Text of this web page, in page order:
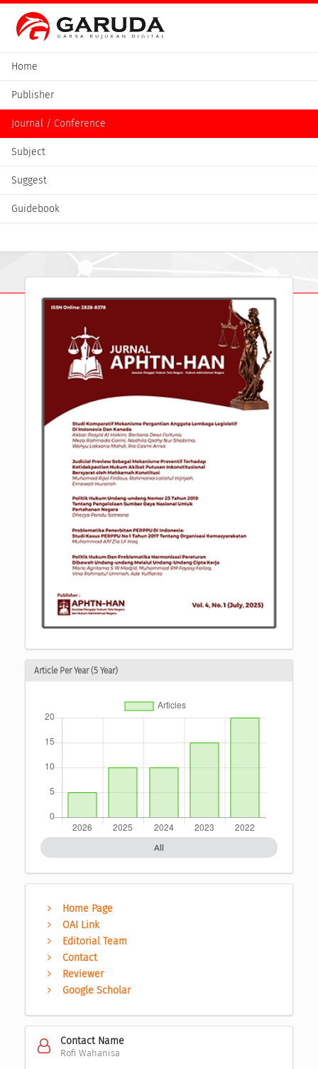
Home
Publisher
Journal / Conference
Subject
Suggest
Guidebook
Article Per Year (5 Year)
All
Home Page
OAI Link
Editorial Team
Contact
Reviewer
Google Scholar
Contact Name
Rofi Wahanisa